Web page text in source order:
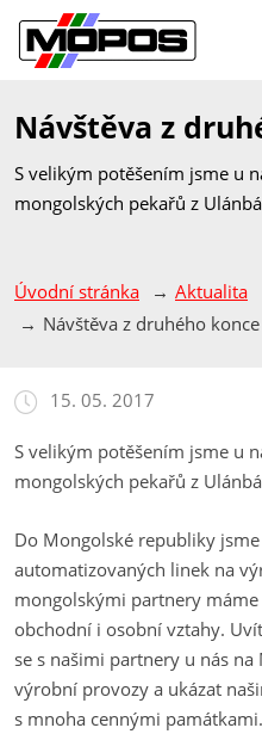
Návštěva z
S velikým potěšením jsme u
mongolských pekařů z
Úvodní stránka
Aktualita
Návštěva z druhého
15. 05. 2017
S velikým potěšením jsme u
mongolských pekařů z
Do Mongolské republiky
automatizovaných linek na
mongolskými partnery
obchodní i osobní vztahy.
se s našimi partnery u nás
výrobní provozy a ukázat
s mnoha cennými